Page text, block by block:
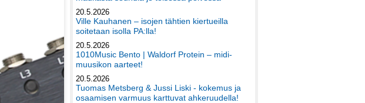
20.5.2026
Ville Kauhanen – isojen tähtien kiertueilla
soitetaan isolla PA:lla!
20.5.2026
1010Music Bento | Waldorf Protein – midi-
muusikon aarteet!
20.5.2026
Tuomas Metsberg & Jussi Liski - kokemus ja
osaamisen varmuus karttuvat ahkeruudella!